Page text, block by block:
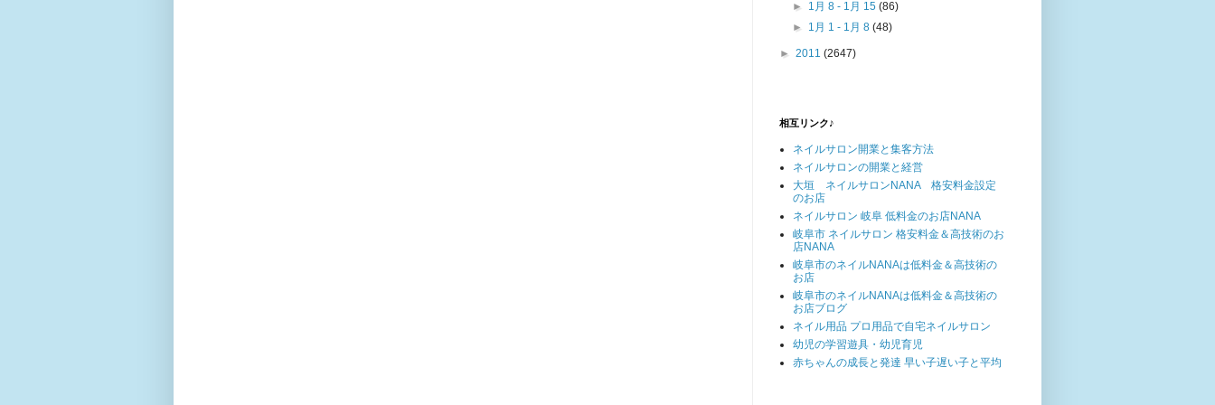
► 1月 8 - 1月 15(86)
► 1月 1 - 1月 8(48)
► 2011 (2647)
相互リンク♪
ネイルサロン開業と集客方法
ネイルサロンの開業と経営
大垣 ネイルサロンNANA 格安料金設定
のお店
ネイルサロン 岐阜 低料金のお店NANA
岐阜市 ネイルサロン 格安料金＆高技術のお
店NANA
岐阜市のネイルNANAは低料金＆高技術の
お店
岐阜市のネイルNANAは低料金＆高技術の
お店ブログ
ネイル用品 プロ用品で自宅ネイルサロン
幼児の学習遊具・幼児育児
赤ちゃんの成長と発達 早い子遅い子と平均